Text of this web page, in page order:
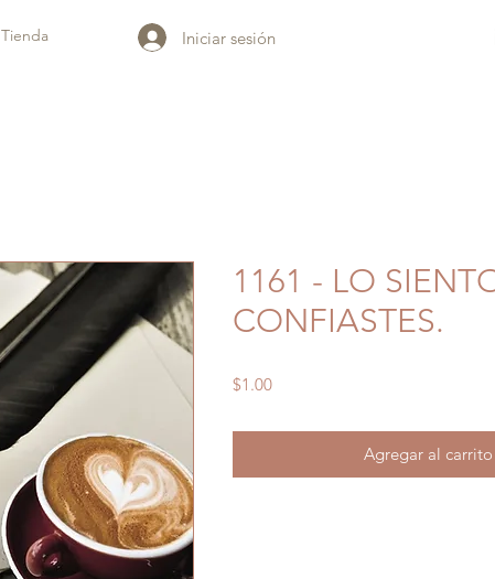
Tienda Iniciar sesión
1161 - LO
CONFIASTES.
$1.00Precio
Agregar al carrito